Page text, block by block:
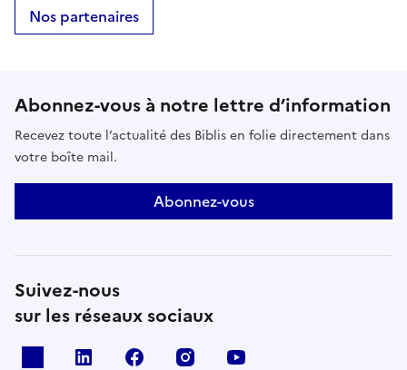
Nos partenaires
Abonnez-vous à notre lettre d’information
Recevez toute l’actualité des Biblis en folie directement dans
votre boîte mail.
Abonnez-vous
Suivez-nous
sur les réseaux sociaux
Linkedin Facebook Instagram